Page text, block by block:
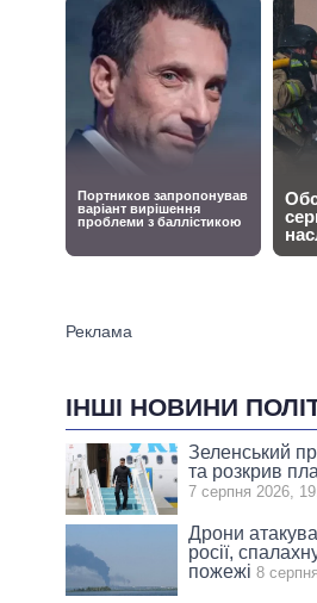
ІНШІ НОВИНИ
Зеленський
та розкрив
7 серпня 2026,
Дрони
росії,
пожежі 8